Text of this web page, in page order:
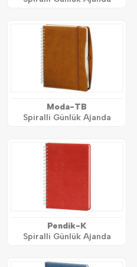
Moda-TB
Spiralli Günlük Ajanda
Pendik-K
Spiralli Günlük Ajanda